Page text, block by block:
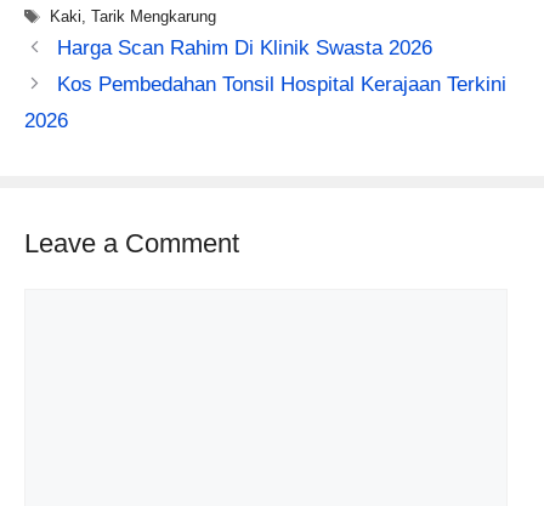
Tags
Kaki, Tarik Mengkarung
Harga Scan Rahim Di Klinik Swasta​ 2026
Kos Pembedahan Tonsil Hospital Kerajaan Terkini
2026
Leave a Comment